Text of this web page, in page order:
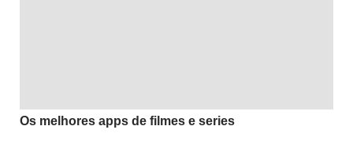
Os melhores apps de filmes e series